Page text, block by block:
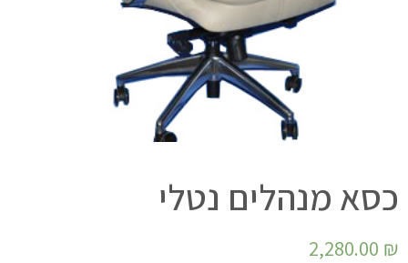
כסא מנהלים נטלי
2,280.00 ₪